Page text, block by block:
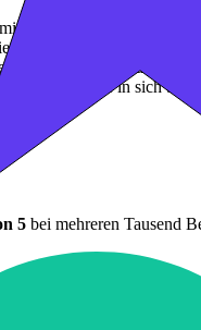
trotz einer
mit Ihrem Arzt oder
kann höher sein, als das
Gegenanzeige in sich birgt.
5 bei mehreren Tausend